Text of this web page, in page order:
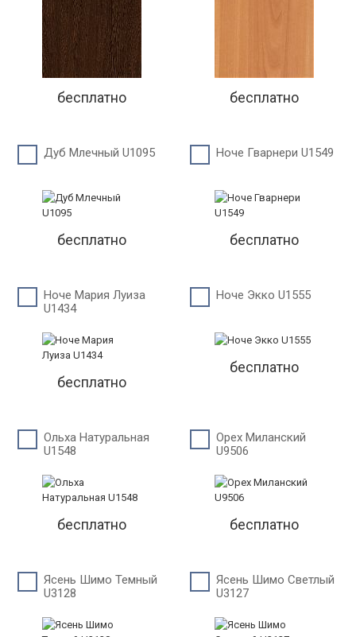
бесплатно бесплатно
Дуб Млечный U1095
бесплатно
Ноче Гварнери U1549
бесплатно
Ноче Мария Луиза
U1434
бесплатно
Ноче Экко U1555
бесплатно
Ольха Натуральная
U1548
бесплатно
Орех Миланский
U9506
бесплатно
Ясень Шимо Темный
U3128
Ясень Шимо Светлый
U3127